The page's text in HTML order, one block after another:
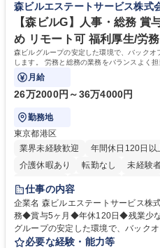
森ビルエステートサービス株式
【森ビルG】人事・総務 賞
め リモート可 福利厚生/労
森ビルグループの安定した環境で、バック
します。 労務と総務の業務をバランスよく
にも挑戦できる、やりがいある環境です。
月給
26万2000円～36万4000円
勤務地
東京都港区
業界未経験歓迎
年間休日120日以
介護休暇あり
転勤なし 未経験
経験者歓迎
完全週休2日制
交通費支給 長期
仕事の内容
企業名 森ビルエステートサービス株式会社 求人名 【森ビルG
務◆賞与5ヶ月◆年休120日◆残業少なめ◆リモー
グループの安定した環境で、バック
をお任せします。 労務と総務の業務
必要な経験・能力等